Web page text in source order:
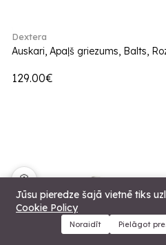
Menu Kategorijas
Dextera
Auskari, Apaļš griezums, Balts,
129.00€
Jūsu pieredze šajā vietnē tiks
Cookie Policy
Noraidīt Pielāgot
🍪